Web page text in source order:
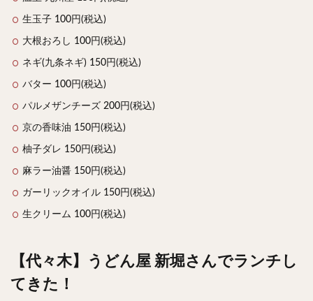
生玉子 100円(税込)
大根おろし 100円(税込)
ネギ(九条ネギ) 150円(税込)
バター 100円(税込)
パルメザンチーズ 200円(税込)
京の香味油 150円(税込)
柚子ダレ 150円(税込)
麻ラー油醤 150円(税込)
ガーリックオイル 150円(税込)
生クリーム 100円(税込)
【代々木】うどん屋 新堀さんでランチし
てきた！